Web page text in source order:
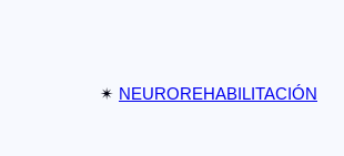
✴︎ NEUROREHABILITACIÓN